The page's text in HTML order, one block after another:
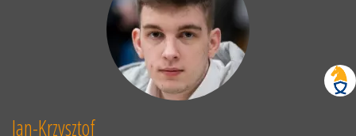
Jan-Krzysztof